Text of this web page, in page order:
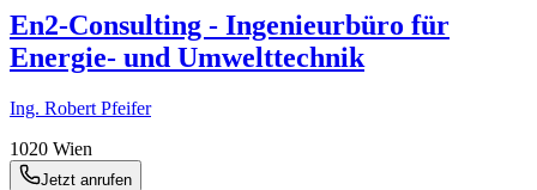
En2-Consulting - Ingenieurbüro für
Energie- und Umwelttechnik
Ing. Robert Pfeifer
1020 Wien
Jetzt anrufen